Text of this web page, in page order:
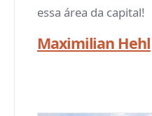
essa área da capital!
Maximilian Hehl